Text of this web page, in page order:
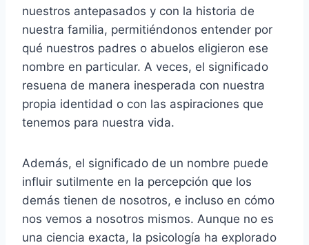
nuestros antepasados y con la historia de
nuestra familia, permitiéndonos entender por
qué nuestros padres o abuelos eligieron ese
nombre en particular. A veces, el significado
resuena de manera inesperada con nuestra
propia identidad o con las aspiraciones que
tenemos para nuestra vida.
Además, el significado de un nombre puede
influir sutilmente en la percepción que los
demás tienen de nosotros, e incluso en cómo
nos vemos a nosotros mismos. Aunque no es
una ciencia exacta, la psicología ha explorado